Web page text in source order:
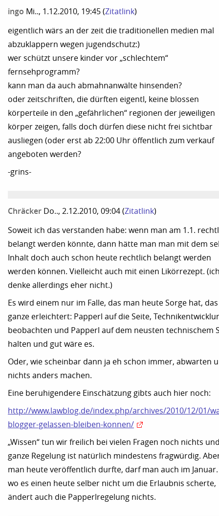
ingo Mi.., 1.12.2010, 19:45 (Zitatlink)
eigentlich wärs an der zeit die traditionellen medien mal
abzuklappern wegen jugendschutz:)
wer schützt unsere kinder vor „schlechtem“
fernsehprogramm?
kann man da auch abmahnanwälte hinsenden?
oder zeitschriften, die dürften eigentl, keine blossen
körperteile in den „gefährlichen“ regionen der jeweiligen
körper zeigen, falls doch dürfen diese nicht frei sichtbar
ausliegen (oder erst ab 22:00 Uhr öffentlich zum verkauf
angeboten werden?
-grins-
Chräcker Do.., 2.12.2010, 09:04 (Zitatlink)
Soweit ich das verstanden habe: wenn man am 1.1.
belangt werden könnte, dann hätte man man mit dem
Inhalt doch auch schon heute rechtlich belangt werden
werden können. Vielleicht auch mit einen Likörrezept.
denke allerdings eher nicht.)
Es wird einem nur im Falle, das man heute Sorge hat, das
ganze erleichtert: Papperl auf die Seite,
beobachten und Papperl auf dem neusten technischem
halten und gut wäre es.
Oder, wie scheinbar dann ja eh schon immer, abwarten
nichts anders machen.
Eine beruhigendere Einschätzung gibts auch hier noch:
http://www.lawblog.de/index.php/archives/2010/12/01/
blogger-gelassen-bleiben-konnen/
„Wissen“ tun wir freilich bei vielen Fragen noch nichts
ganze Regelung ist natürlich mindestens fragwürdig.
man heute veröffentlich durfte, darf man auch im
wo es einen heute selber nicht um die Erlaubnis scherte,
ändert auch die Papperlregelung nichts.